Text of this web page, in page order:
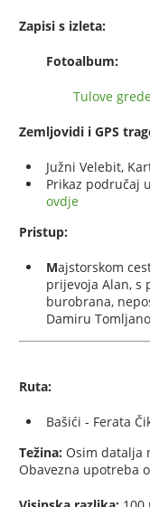
Zapisi s izleta:
Fotoalbum:
Tulove
Zemljovidi i GPS
Južni Velebit,
Prikaz područaj
ovdje
Pristup:
Majstorskom
prijevoja Alan, s
burobrana,
Damiru
Ruta:
Bašići - Ferata
Težina: Osim datalja
Obavezna upotreba